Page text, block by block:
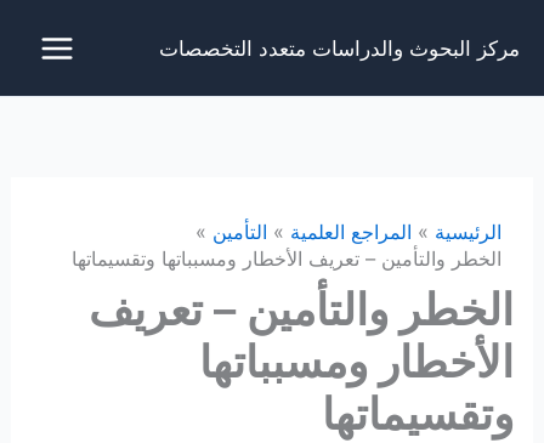
مركز البحوث والدراسات متعدد التخصصات
الرئيسية المراجع العلمية
التأمين
الخطر والتأمين – تعريف الأخطار ومسبباتها وتقسيماتها
الخطر والتأمين – تعريف
الأخطار ومسبباتها
وتقسيماتها